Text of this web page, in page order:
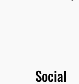
Social